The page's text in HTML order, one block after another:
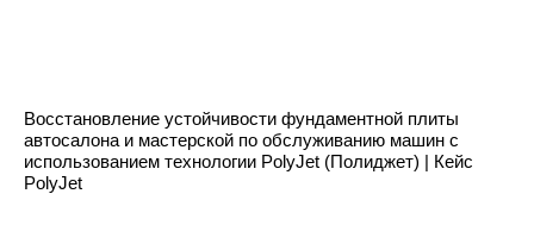
Восстановление устойчивости фундаментной плиты
автосалона и мастерской по обслуживанию машин с
использованием технологии PolyJet (Полиджет) | Кейс
PolyJet